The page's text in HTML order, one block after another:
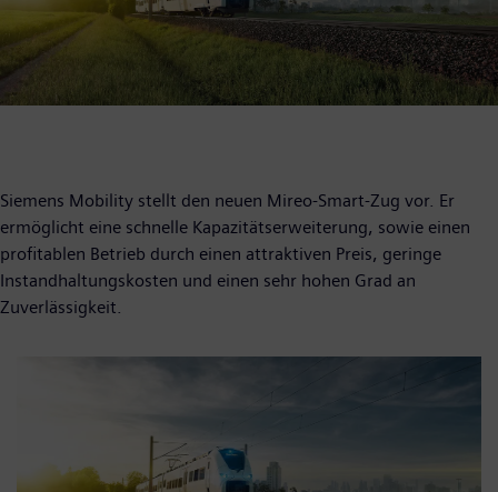
Siemens Mobility stellt den neuen Mireo-Smart-Zug vor. Er
ermöglicht eine schnelle Kapazitätserweiterung, sowie einen
profitablen Betrieb durch einen attraktiven Preis, geringe
Instandhaltungskosten und einen sehr hohen Grad an
Zuverlässigkeit.